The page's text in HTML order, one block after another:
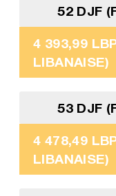
52 DJF
4 393,99
LIBANAISE)
53 DJF
4 478,49
LIBANAISE)